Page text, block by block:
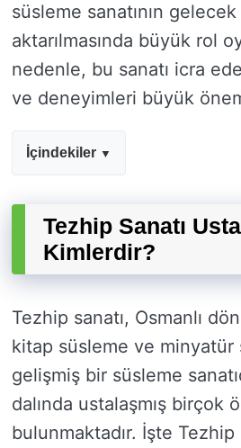
süsleme sanatının
aktarılmasında büyük rol
nedenle, bu sanatı icra
ve deneyimleri büyük
İçindekiler
Tezhip Sanatı
Kimlerdir?
Tezhip sanatı, Osmanlı
kitap süsleme ve minyatür
gelişmiş bir süsleme
dalında ustalaşmış birçok
bulunmaktadır. İşte Tezhip